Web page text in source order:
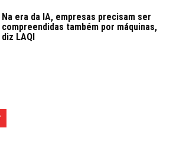
Na era da IA, empresas precisam ser
compreendidas também por máquinas,
diz LAQI